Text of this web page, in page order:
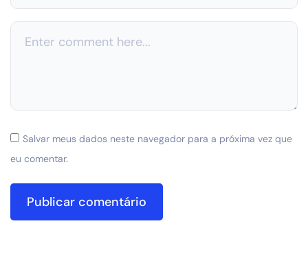
Salvar meus dados neste navegador para a próxima vez que
eu comentar.